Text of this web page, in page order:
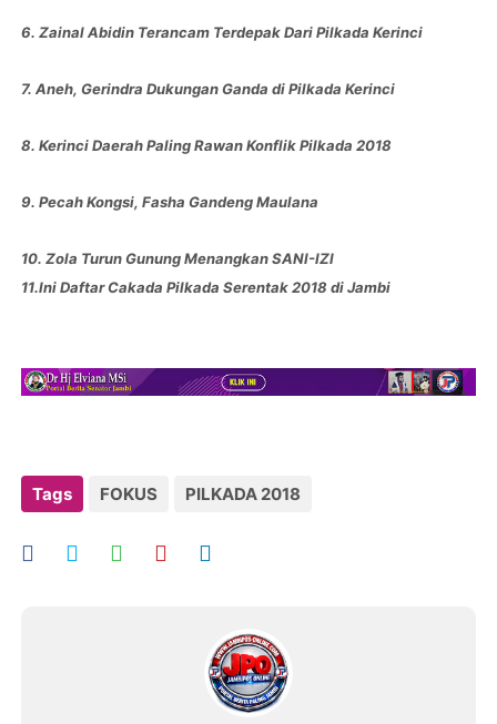
6. Zainal Abidin Terancam Terdepak Dari Pilkada Kerinci
7. Aneh, Gerindra Dukungan Ganda di Pilkada Kerinci
8. Kerinci Daerah Paling Rawan Konflik Pilkada 2018
9. Pecah Kongsi, Fasha Gandeng Maulana
10. Zola Turun Gunung Menangkan SANI-IZI
11.Ini Daftar Cakada Pilkada Serentak 2018 di Jambi
Tags FOKUS PILKADA 2018